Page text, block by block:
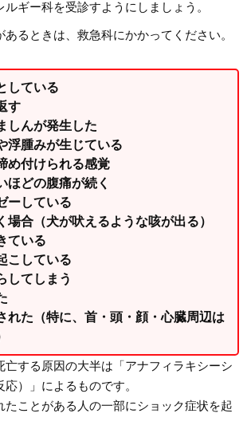
ギー科を受診すようにしましょう。
るときは、救急科にかかってください。
している
す
しんが発生した
浮腫みが生じている
め付けられる感覚
ほどの腹痛が続く
ーしている
場合（犬が吠えるような咳が出る）
ている
こしている
してしまう
れた（特に、首・頭・顔・心臓周辺は
する原因の大半は「アナフィラキシーシ
）」によるものです。
たことがある人の一部にショック症状を起